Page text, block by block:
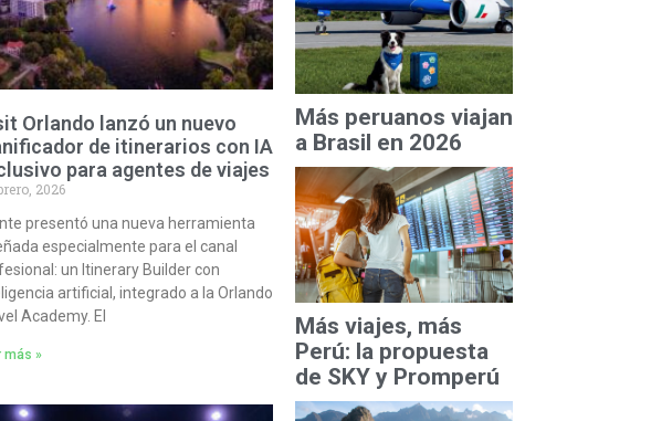
Orlando lanzó un nuevo
de itinerarios con IA
para agentes de viajes
2026
presentó una nueva herramienta
especialmente para el canal
un Itinerary Builder con
artificial, integrado a la Orlando
Academy. El
más »
Más peruanos viajan
a Brasil en 2026
Más viajes, más
Perú: la propuesta
de SKY y Promperú